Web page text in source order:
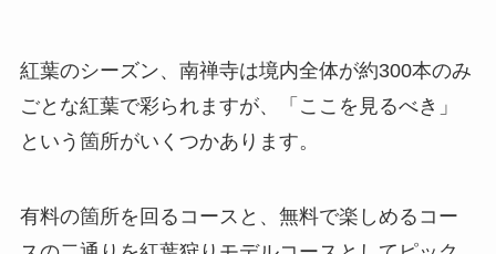
紅葉のシーズン、南禅寺は境内全体が約300本のみ
ごとな紅葉で彩られますが、「ここを見るべき」
という箇所がいくつかあります。
有料の箇所を回るコースと、無料で楽しめるコー